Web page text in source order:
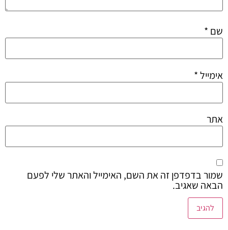
שם *
אימייל*
אתר
שמור בדפדפן זה את השם, האימייל והאתר שלי לפעם
הבאה שאגיב.